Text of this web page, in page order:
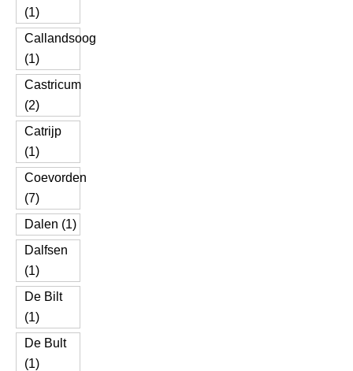
(1)
Callandsoog
(1)
Castricum
(2)
Catrijp
(1)
Coevorden
(7)
Dalen (1)
Dalfsen
(1)
De Bilt
(1)
De Bult
(1)